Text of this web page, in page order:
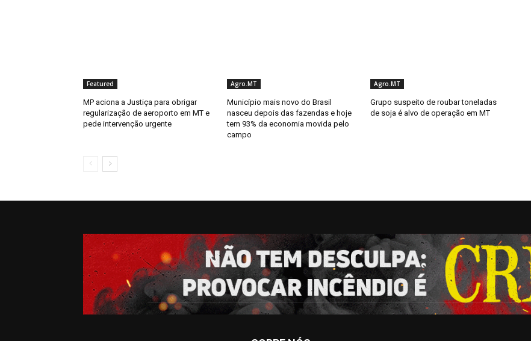
Featured
MP aciona a Justiça para obrigar
regularização de aeroporto em MT e
pede intervenção urgente
Agro.MT
Município mais novo do Brasil
nasceu depois das fazendas e hoje
tem 93% da economia movida pelo
campo
Agro.MT
Grupo suspeito de roubar toneladas
de soja é alvo de operação em MT